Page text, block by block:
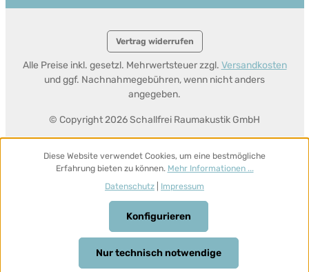
Vertrag widerrufen
© Copyright 2026 Schallfrei Raumakustik GmbH
Alle Preise inkl. gesetzl. Mehrwertsteuer zzgl. Versandkosten
und ggf. Nachnahmegebühren, wenn nicht anders
angegeben.
Diese Website verwendet Cookies, um eine bestmögliche
Erfahrung bieten zu können. Mehr Informationen ...
Datenschutz
Impressum
Nur technisch notwendige
Konfigurieren